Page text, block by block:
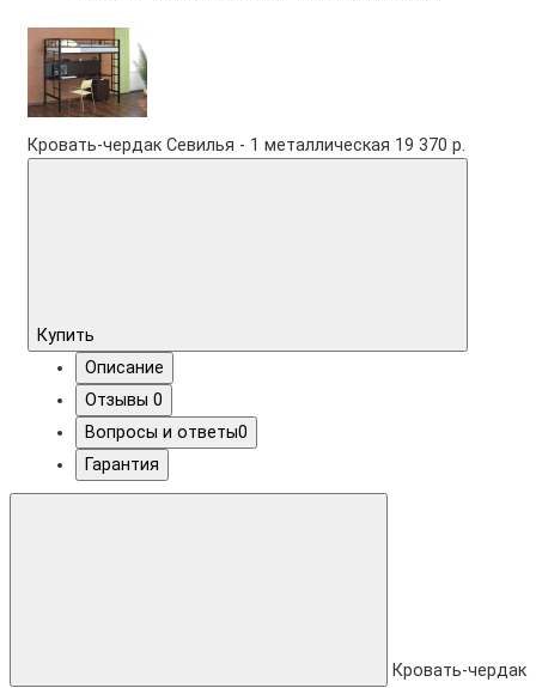
Кровать-чердак Севилья - 1 металлическая 19 370 р.
Купить
Описание
Отзывы 0
Вопросы и ответы0
Гарантия
Кровать-чердак